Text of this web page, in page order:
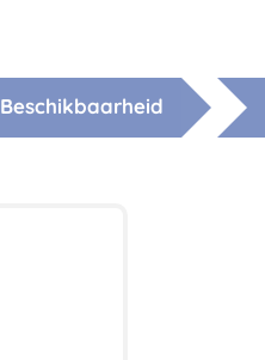
Beschikbaarheid